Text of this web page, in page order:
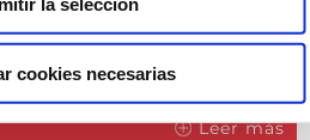
cookies necesarias
la excelencia de los
del territorio, a través de
por un comité de expertos.
Leer más